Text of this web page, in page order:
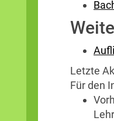
Letzte
Für den